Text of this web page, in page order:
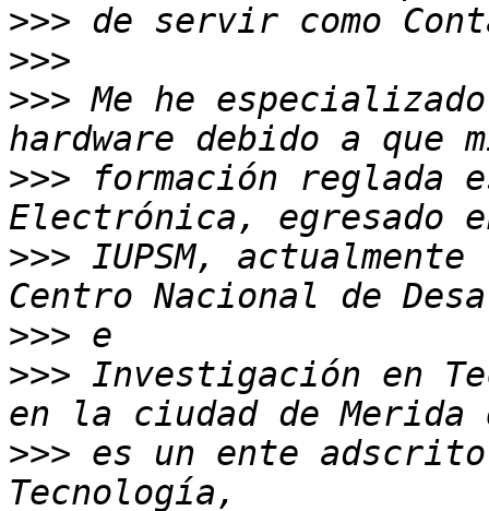
>>>
>>>
>>> Me he
>>> formación reglada
>>> IUPSM,
>>>
>>> Investigación en
>>> es un ente